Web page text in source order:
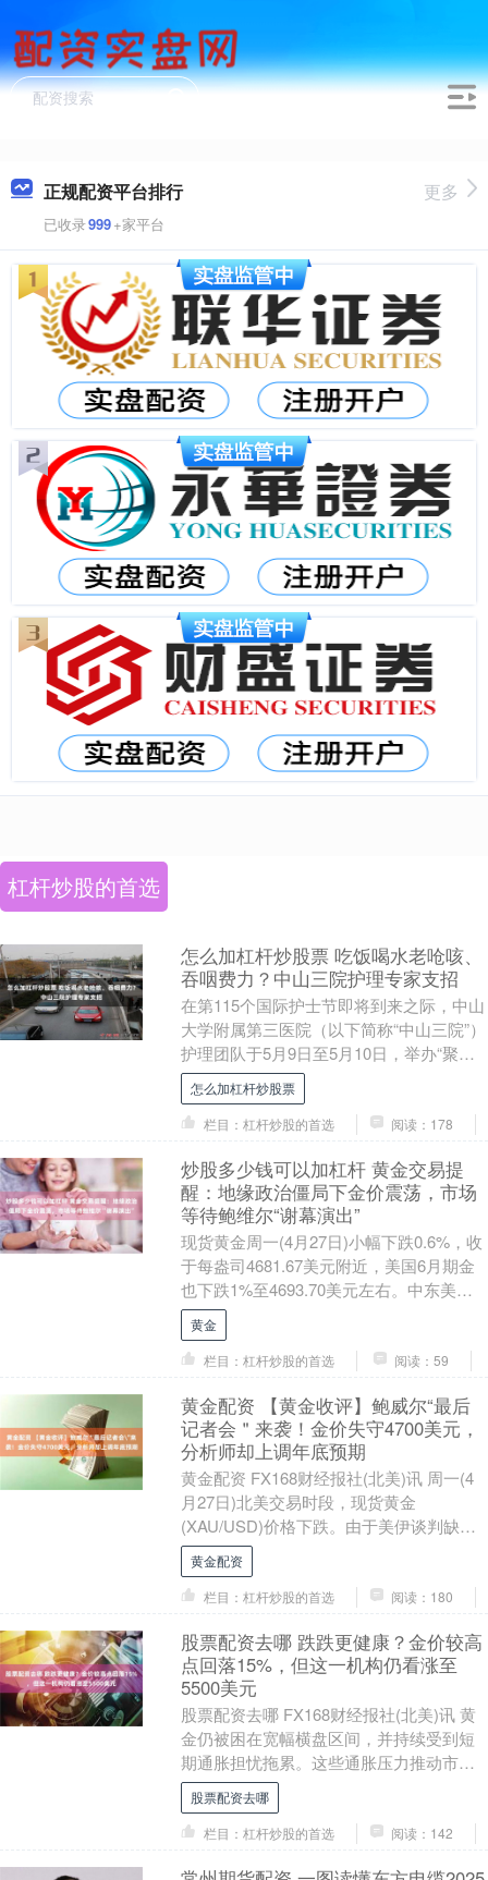
正规配资平台排行
已收录999+家平台
更多
杠杆炒股的首选
怎么加杠杆炒股票 吃饭喝水老呛咳、
吞咽费力？中山三院护理专家支招
在第115个国际护士节即将到来之际，中山
大学附属第三医院（以下简称“中山三院”）
护理团队于5月9日至5月10日，举办“聚力
专科护理，赋能全民健康——我为群众办
实....
怎么加杠杆炒股票
栏目：杠杆炒股的首选
阅读：178
炒股多少钱可以加杠杆 黄金交易提
醒：地缘政治僵局下金价震荡，市场
等待鲍维尔“谢幕演出”
现货黄金周一(4月27日)小幅下跌0.6%，收
于每盎司4681.67美元附近，美国6月期金
也下跌1%至4693.70美元左右。中东美伊
冲突陷入外交僵局、霍尔木兹....
黄金
栏目：杠杆炒股的首选
阅读：59
黄金配资 【黄金收评】鲍威尔“最后
记者会＂来袭！金价失守4700美元，
分析师却上调年底预期
黄金配资 FX168财经报社(北美)讯 周一(4
月27日)北美交易时段，现货黄金
(XAU/USD)价格下跌。由于美伊谈判缺乏
进展，市场风险偏好略有恶化，美元削
减....
黄金配资
栏目：杠杆炒股的首选
阅读：180
股票配资去哪 跌跌更健康？金价较高
点回落15%，但这一机构仍看涨至
5500美元
股票配资去哪 FX168财经报社(北美)讯 黄
金仍被困在宽幅横盘区间，并持续受到短
期通胀担忧拖累。这些通胀压力推动市场
强化对鹰派利率政策的预期。不过，一家
国际投....
股票配资去哪
栏目：杠杆炒股的首选
阅读：142